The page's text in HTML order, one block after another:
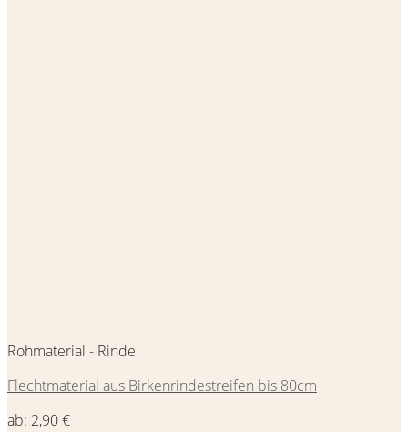
Rohmaterial - Rinde
Flechtmaterial aus Birkenrindestreifen bis 80cm
ab: 2,90€